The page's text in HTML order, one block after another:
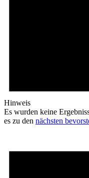
Hinweis
Es wurden keine
es zu den nächsten